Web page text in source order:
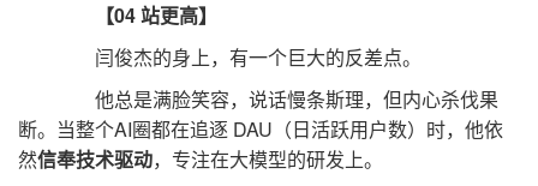
【04 站更高】
闫俊杰的身上，有一个巨大的反差点。
他总是满脸笑容，说话慢条斯理，但内心杀伐果
断。当整个AI圈都在追逐 DAU（日活跃用户数）时，他依
然信奉技术驱动，专注在大模型的研发上。